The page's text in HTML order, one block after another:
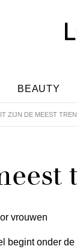
BEAUTY
ZIJN DE MEEST
begint onder de